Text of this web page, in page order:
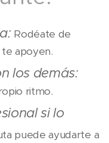
Rodéate de
apoyen.
los demás:
ritmo.
si lo
puede ayudarte a